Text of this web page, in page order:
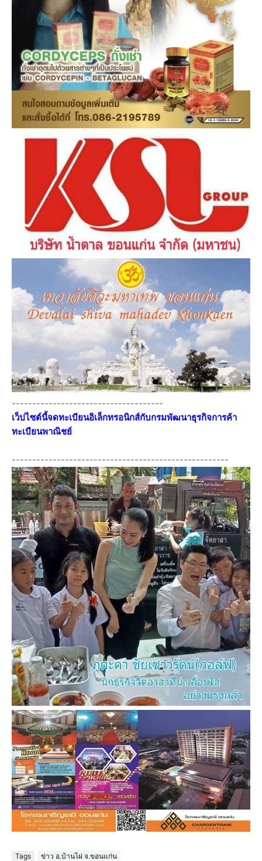
-------------------------------------
เว็ปไซต์นี้จดทะเบียนอิเล็กทรอนิกส์กับกรมพัฒนาธุรกิจการค้า
ทะเบียนพาณิชย์
-----------------------------------------------------
Tags ข่าว อ.บ้านไผ่ จ.ขอนแก่น